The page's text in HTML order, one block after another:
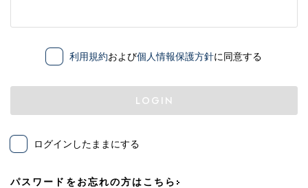
利用規約および個人情報保護方針に同意する
LOGIN
ログインしたままにする
パスワードをお忘れの方はこちら